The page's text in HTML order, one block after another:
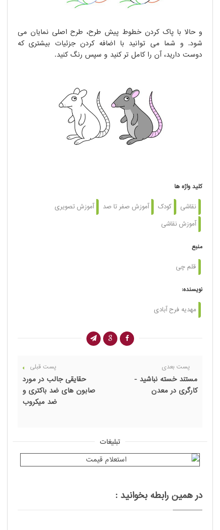
و حالا با پاک کردن خطوط پیش طرح، طرح اصلی نمایان می
شود. و شما می توانید با اضافه کردن جزئیات بیشتری که
دوست دارید، آن را کامل تر کنید و سپس رنگ کنید.
کلید واژه ها
نقاشی کودک آموزش صفر تا صد
آموزش تصویری
آموزش نقاشی
منبع
قلم چی
نویسنده:
مهدیه فرح آبادی
پست قبلی
حقایقی جالب در مورد
صابون های ضد باکتری و
ضد میکروب
پست بعدی
مستند خسته نباشید -
کارگری در معدن
تبلیغات
در همین رابطه بخوانید :